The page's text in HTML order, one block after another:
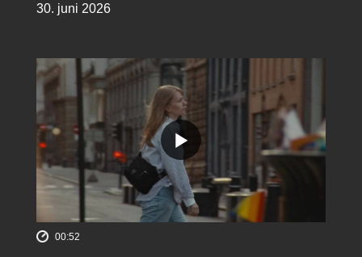
30. juni 2026
00:52